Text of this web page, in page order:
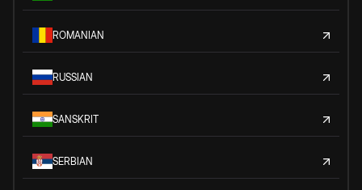
ROMANIAN
RUSSIAN
SANSKRIT
SERBIAN